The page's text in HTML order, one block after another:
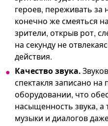
героев, переживать за
конечно же смеяться
зрители, открыв рот,
на секунду не
действия.
Качество звука.
спектакля записано
оборудовании, что
насыщенность звука,
музыки и диалогов